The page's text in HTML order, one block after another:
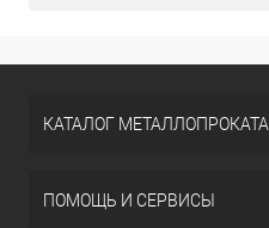
КАТАЛОГ МЕТАЛЛОПРОКАТА
ПОМОЩЬ И СЕРВИСЫ